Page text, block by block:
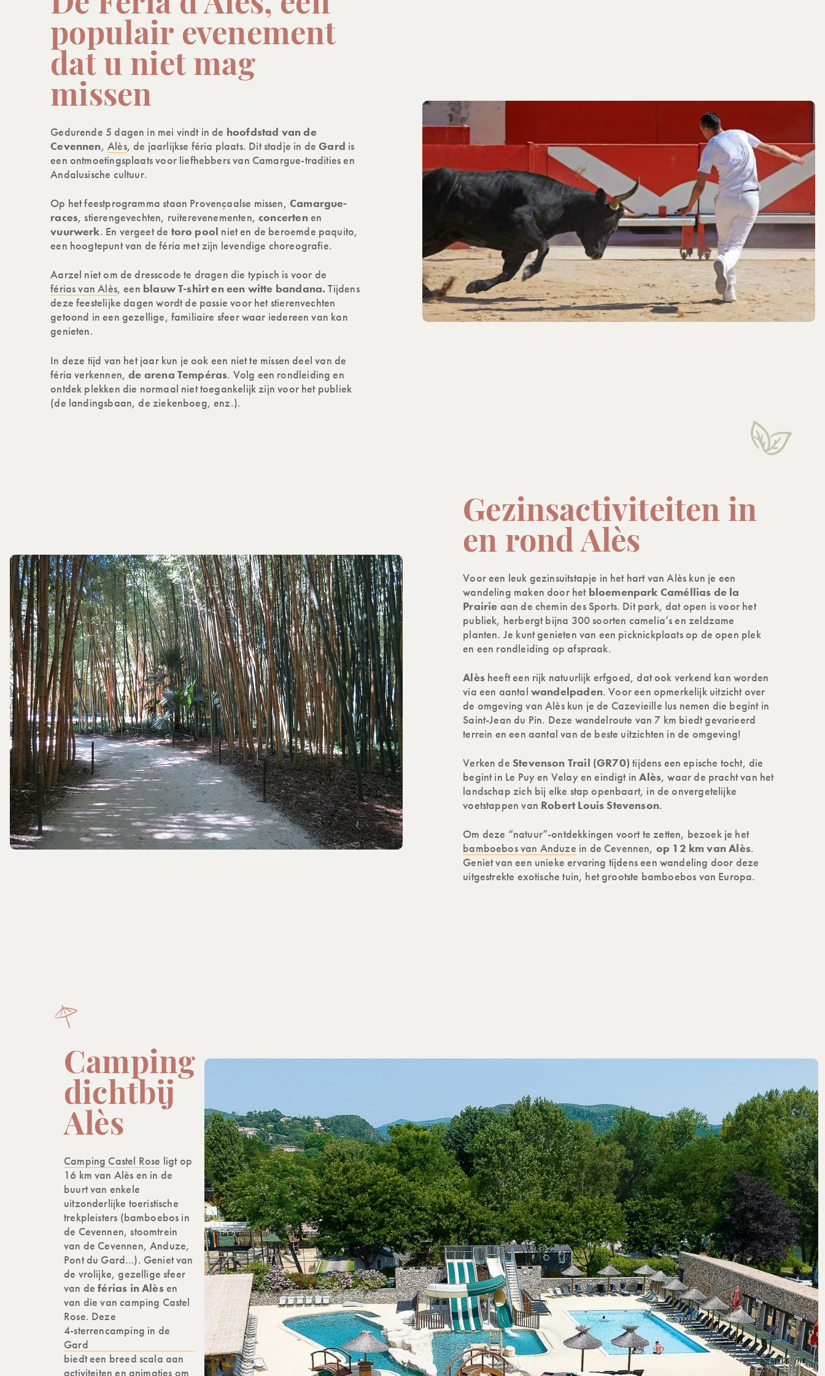
populair evenement
dat u niet mag
missen
Gedurende 5 dagen in mei vindt in de hoofdstad van de
Cevennen,Alès, de jaarlijkse féria plaats. Dit stadje in deGard is
een ontmoetingsplaats voor liefhebbers van Camargue-tradities en
Andalusische cultuur.
Op het feestprogramma staan Provençaalse missen,Camargue-
races, stierengevechten, ruiterevenementen,concertenen
vuurwerk. En vergeet de toro pool niet en de beroemde paquito,
een hoogtepunt van de féria met zijn levendige choreografie.
Aarzel niet om de dresscode te dragen die typisch is voor de
férias van Alès, een blauw T-shirt en een witte bandana. Tijdens
deze feestelijke dagen wordt de passie voor het stierenvechten
getoond in een gezellige, familiaire sfeer waar iedereen van kan
genieten.
In deze tijd van het jaar kun je ook een niet te missen deel van de
féria verkennen,de arena Tempéras. Volg een rondleiding en
ontdek plekken die normaal niet toegankelijk zijn voor het publiek
(de landingsbaan, de ziekenboeg, enz.).
Gezinsactiviteiten in
en rond Alès
Voor een leuk gezinsuitstapje in het hart van Alès kun je een
wandeling maken door het bloemenpark Caméllias de la
Prairie aan de chemin des Sports. Dit park, dat open is voor het
publiek, herbergt bijna 300 soorten camelia’s en zeldzame
planten. Je kunt genieten van een picknickplaats op de open plek
en een rondleiding op afspraak.
Alès heeft een rijk natuurlijk erfgoed, dat ook verkend kan worden
via een aantal wandelpaden. Voor een opmerkelijk uitzicht over
de omgeving van Alès kun je de Cazevieille lus nemen die begint in
Saint-Jean du Pin. Deze wandelroute van 7 km biedt gevarieerd
terrein en een aantal van de beste uitzichten in de omgeving!
Verken de Stevenson Trail (GR70) tijdens een epische tocht, die
begint in Le Puy en Velay en eindigt inAlès, waar de pracht van het
landschap zich bij elke stap openbaart, in de onvergetelijke
voetstappen van Robert Louis Stevenson.
Om deze “natuur”-ontdekkingen voort te zetten, bezoek je het
bamboebos van Anduze in de Cevennen, op 12 km van Alès.
Geniet van een unieke ervaring tijdens een wandeling door deze
uitgestrekte exotische tuin, het grootste bamboebos van Europa.
Camping
dichtbij
Alès
Camping Castel Rose ligt op
16 km van Alès en in de
buurt van enkele
uitzonderlijke toeristische
trekpleisters (bamboebos in
de Cevennen, stoomtrein
van de Cevennen, Anduze,
Pont du Gard…). Geniet van
de vrolijke, gezellige sfeer
van deférias in Alèsen
van die van camping Castel
Rose. Deze
4-sterrencamping in de
Gard
biedt een breed scala aan
activiteiten en animaties om